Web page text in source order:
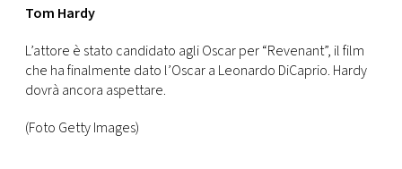
Tom Hardy
L’attore è stato candidato agli Oscar per “Revenant”, il film
che ha finalmente dato l’Oscar a Leonardo DiCaprio. Hardy
dovrà ancora aspettare.
(Foto Getty Images)